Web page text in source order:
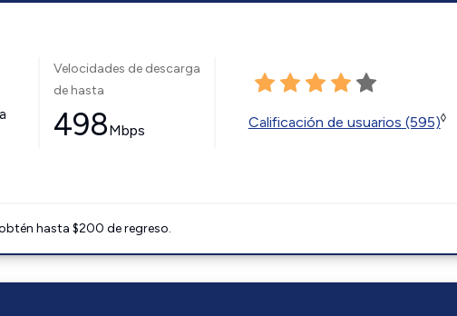
Velocidades de descarga
de hasta
498Mbps Calificación de usuarios (595)◊
hasta $200 de regreso.